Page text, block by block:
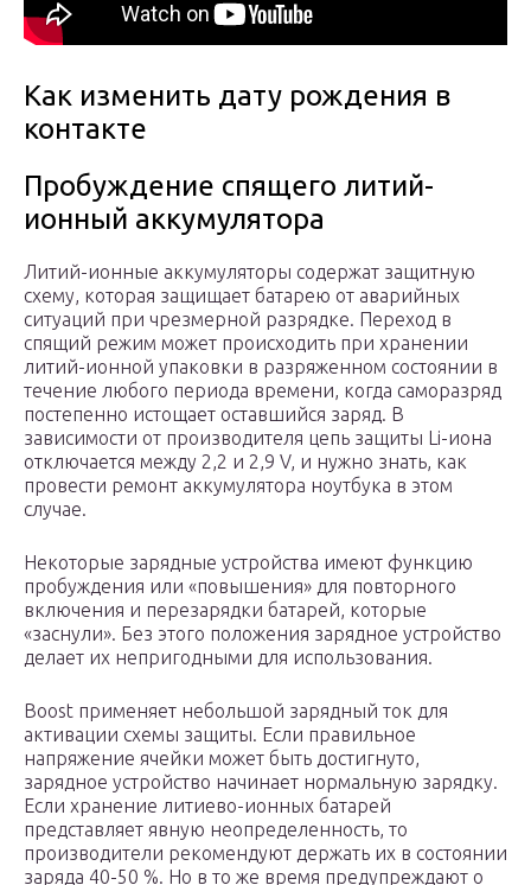
Как изменить дату рождения в
контакте
Пробуждение спящего литий-
ионный аккумулятора
Литий-ионные аккумуляторы содержат защитную
схему, которая защищает батарею от аварийных
ситуаций при чрезмерной разрядке. Переход в
спящий режим может происходить при хранении
литий-ионной упаковки в разряженном состоянии в
течение любого периода времени, когда саморазряд
постепенно истощает оставшийся заряд. В
зависимости от производителя цепь защиты Li-иона
отключается между 2,2 и 2,9 V, и нужно знать, как
провести ремонт аккумулятора ноутбука в этом
случае.
Некоторые зарядные устройства имеют функцию
пробуждения или «повышения» для повторного
включения и перезарядки батарей, которые
«заснули». Без этого положения зарядное устройство
делает их непригодными для использования.
Boost применяет небольшой зарядный ток для
активации схемы защиты. Если правильное
напряжение ячейки может быть достигнуто,
зарядное устройство начинает нормальную зарядку.
Если хранение литиево-ионных батарей
представляет явную неопределенность, то
производители рекомендуют держать их в состоянии
заряда 40-50 %. Но в то же время предупреждают о